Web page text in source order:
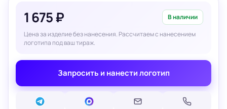
1 675 ₽ В наличии
Цена за изделие без нанесения. Рассчитаем с нанесением
логотипа под ваш тираж.
Запросить и нанести логотип